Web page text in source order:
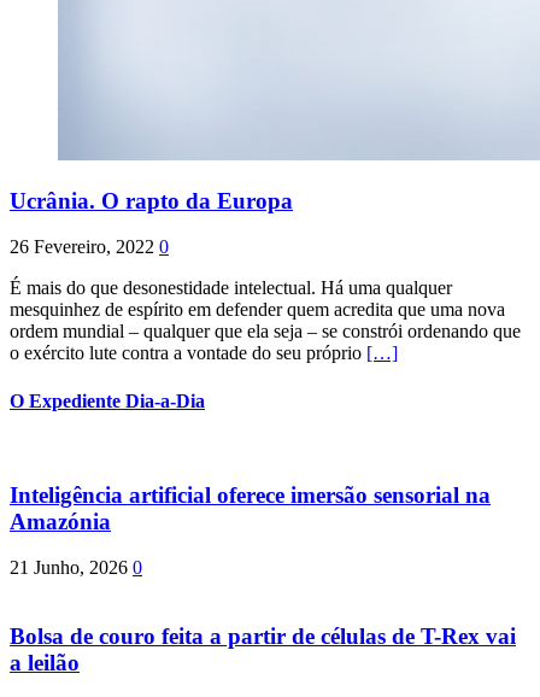
Ucrânia. O rapto da Europa
26 Fevereiro, 2022 0
É mais do que desonestidade intelectual. Há uma qualquer
mesquinhez de espírito em defender quem acredita que uma nova
ordem mundial – qualquer que ela seja – se constrói ordenando que
o exército lute contra a vontade do seu próprio […]
O Expediente Dia-a-Dia
Inteligência artificial oferece imersão sensorial na
Amazónia
21 Junho, 2026 0
Bolsa de couro feita a partir de células de T-Rex vai
a leilão